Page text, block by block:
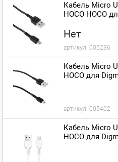
Кабель Micro
HOCO HOCO
Нет
артикул: 005236
Кабель Micro
HOCO для
артикул: 005402
Кабель Micro
HOCO для